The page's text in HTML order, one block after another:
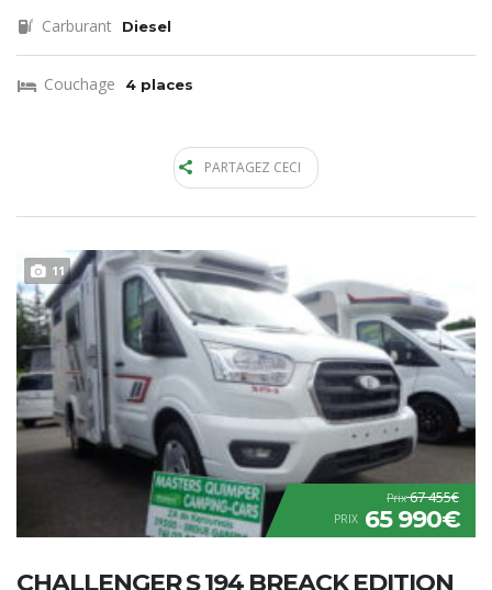
Carburant Diesel
Couchage 4 places
PARTAGEZ CECI
11
Prix67 455€
PRIX 65 990€
CHALLENGER S 194 BREACK EDITION